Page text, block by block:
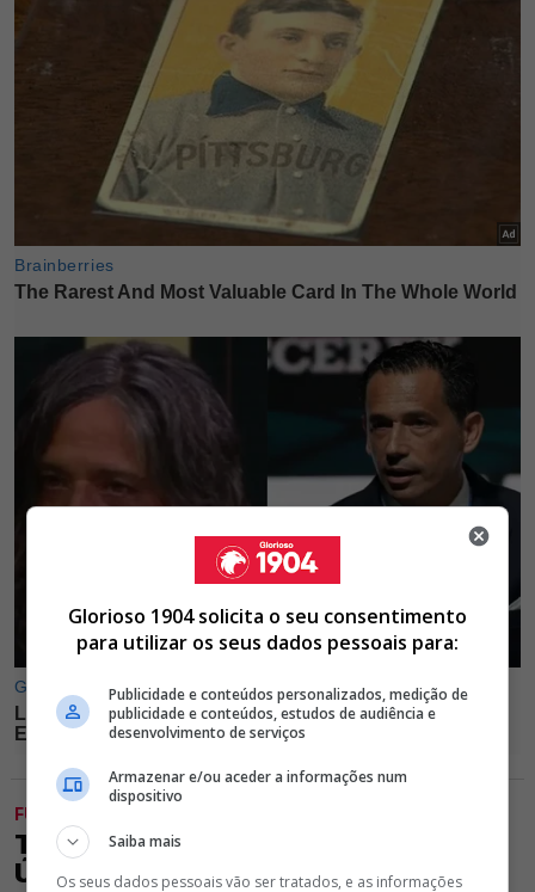
FUTEBOL
TUDO OU NADA! BENFICA JOGA A
ÚLTIMA CARTADA POR JOÃO
Glorioso 1904 solicita o seu consentimento
para utilizar os seus dados pessoais para:
Publicidade e conteúdos personalizados, medição de
publicidade e conteúdos, estudos de audiência e
desenvolvimento de serviços
Armazenar e/ou aceder a informações num
dispositivo
Saiba mais
Os seus dados pessoais vão ser tratados, e as informações